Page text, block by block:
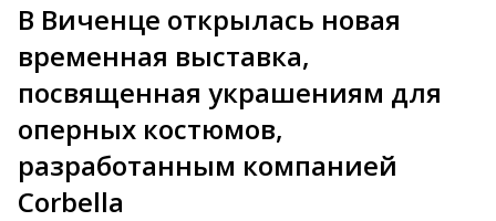
В Виченце открылась новая
временная выставка,
посвященная украшениям для
оперных костюмов,
разработанным компанией
Corbella